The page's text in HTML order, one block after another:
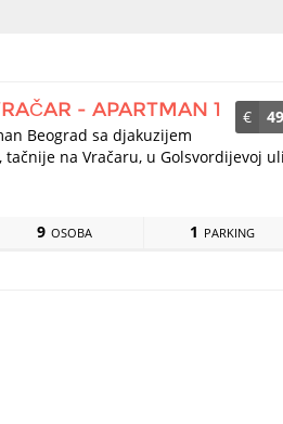
€
- APARTMAN 1
Beograd sa djakuzijem
na Vračaru, u Golsvordijevoj
9 OSOBA 1 PARKING